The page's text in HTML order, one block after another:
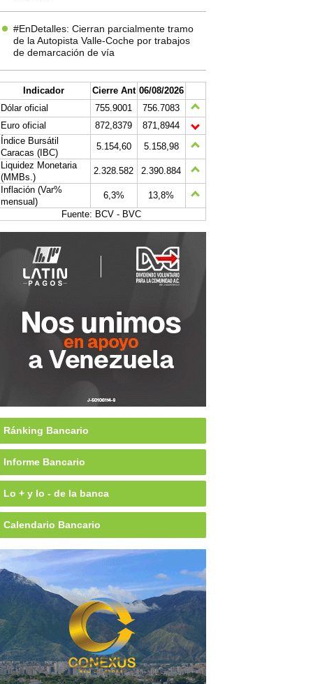
#EnDetalles: Cierran parcialmente tramo
de la Autopista Valle-Coche por trabajos
de demarcación de vía
Indicador Cierre Ant 06/08/2026
Dólar oficial
755.9001
756.7083
Euro oficial
872,8379
871,8944
Índice Bursátil
Caracas (IBC)
5.154,60
5.158,98
Liquidez Monetaria
(MMBs.)
2.328.582
2.390.884
Inflación (Var%
mensual)
6,3%
13,8%
Fuente: BCV - BVC
Ránking Bancario
Informe Bancario
Lo + y lo - de la banca
Calendario Bancario